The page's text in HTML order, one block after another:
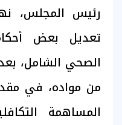
رئيس المجلس،
تعديل بعض
الصحي الشامل،
من مواده، في
المساهمة